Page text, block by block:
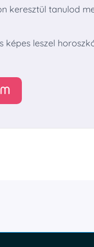
keresztül tanulod
képes leszel